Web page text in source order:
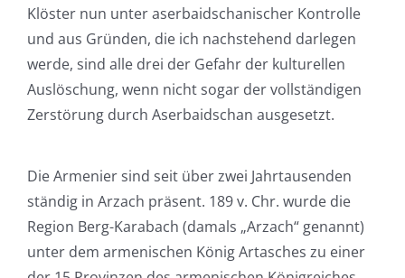
Klöster nun unter aserbaidschanischer Kontrolle
und aus Gründen, die ich nachstehend darlegen
werde, sind alle drei der Gefahr der kulturellen
Auslöschung, wenn nicht sogar der vollständigen
Zerstörung durch Aserbaidschan ausgesetzt.
Die Armenier sind seit über zwei Jahrtausenden
ständig in Arzach präsent. 189 v. Chr. wurde die
Region Berg-Karabach (damals „Arzach“ genannt)
unter dem armenischen König Artasches zu einer